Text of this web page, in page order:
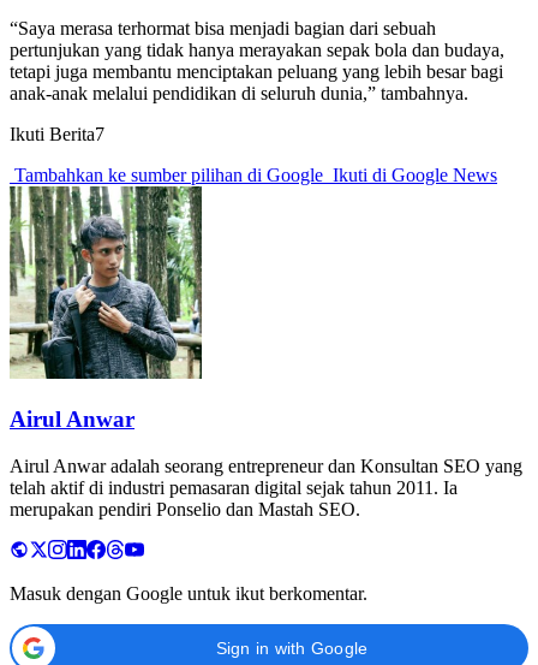
“Saya merasa terhormat bisa menjadi bagian dari sebuah
pertunjukan yang tidak hanya merayakan sepak bola dan budaya,
tetapi juga membantu menciptakan peluang yang lebih besar bagi
anak-anak melalui pendidikan di seluruh dunia,” tambahnya.
Ikuti Berita7
Tambahkan ke sumber pilihan di Google Ikuti di Google News
Airul Anwar
Airul Anwar adalah seorang entrepreneur dan Konsultan SEO yang
telah aktif di industri pemasaran digital sejak tahun 2011. Ia
merupakan pendiri Ponselio dan Mastah SEO.
Masuk dengan Google untuk ikut berkomentar.
Sign in with Google